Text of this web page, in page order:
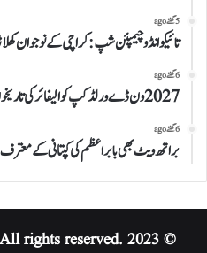
5 گھنٹے ago
تائیکوانڈو چیمپئن شپ: کراچی کے نوجوان کھلاڑی نے 3
6 گھنٹے ago
2027 ون ڈے ورلڈکپ کوالیفائر کی تاریخوں کا اعلان، نیا فارمیٹ بھی سامنے آگیا
6 گھنٹے ago
براتھ ویٹ بھی بابر اعظم کی کپتانی کے
© 2023 Jano.PK
rights reserved.